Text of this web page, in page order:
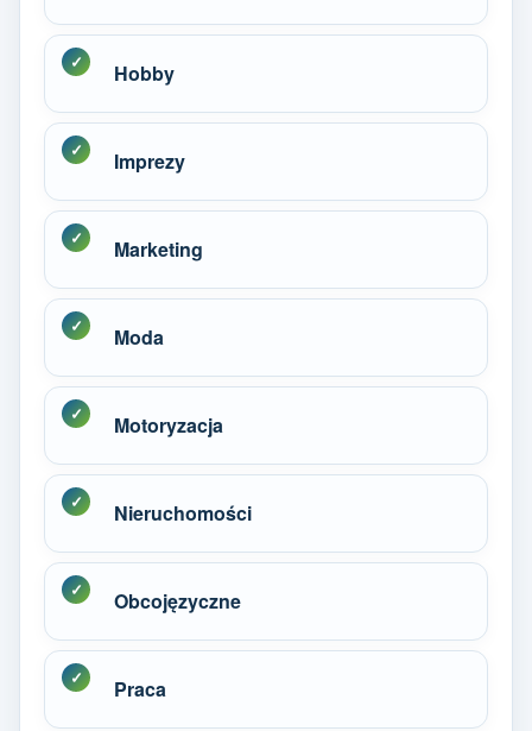
Hobby
Imprezy
Marketing
Moda
Motoryzacja
Nieruchomości
Obcojęzyczne
Praca